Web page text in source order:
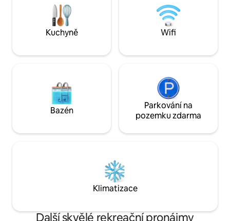
zeleninu, obiloviny, ovoce a
minimalizujeme dopad na životní
prostředí tím, že udržujeme zónu bez
chemických látek.
Kuchyně Wifi
Bazén
Parkování na
pozemku zdarma
Klimatizace
Další skvělé rekreační pronájmy